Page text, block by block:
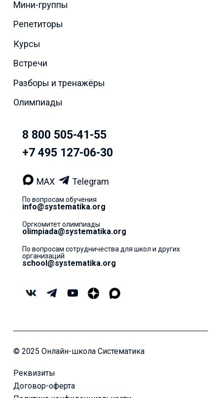
Мини-группы
Репетиторы
Курсы
Встречи
Разборы и тренажёры
Олимпиады
8 800 505-41-55
+7 495 127-06-30
MAX Telegram
По вопросам обучения
info@systematika.org
Оргкомитет олимпиады
olimpiada@systematika.org
По вопросам сотрудничества для школ и других
организаций
school@systematika.org
© 2025 Онлайн-школа Систематика
Реквизиты
Договор-оферта